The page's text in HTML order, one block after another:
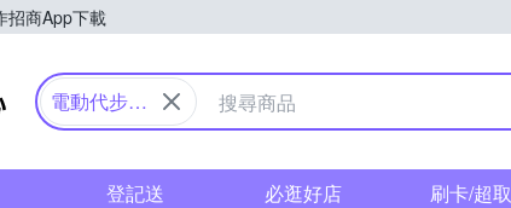
招商App下載
Yahoo購物中心
電動代步車/
登記送 必逛好店 刷卡/超取